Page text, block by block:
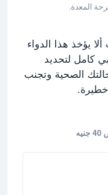
المعدة.
يؤخذ هذا الدواء
كامل لتحديد
الصحية وتجنب
خطيرة.